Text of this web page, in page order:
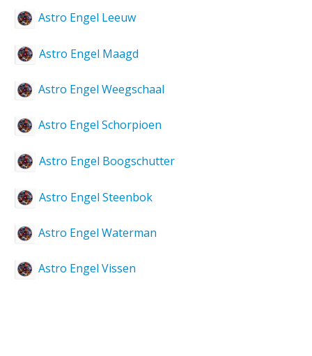
Astro Engel Leeuw
Astro Engel Maagd
Astro Engel Weegschaal
Astro Engel Schorpioen
Astro Engel Boogschutter
Astro Engel Steenbok
Astro Engel Waterman
Astro Engel Vissen